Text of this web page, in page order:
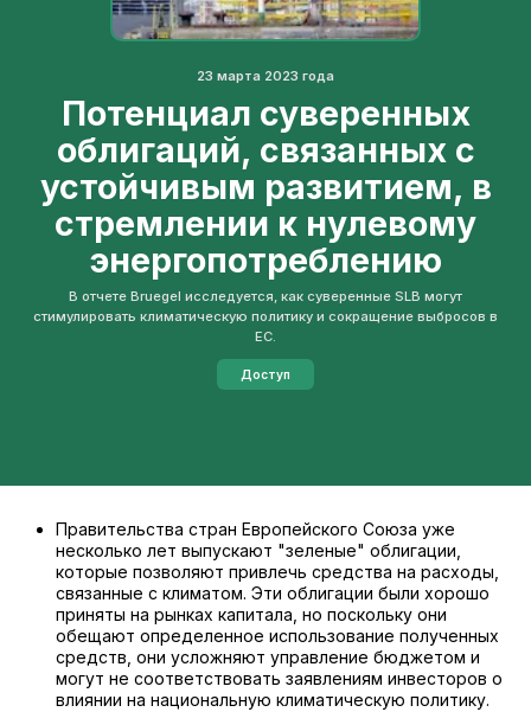
23 марта 2023 года
Потенциал суверенных
облигаций, связанных с
устойчивым развитием, в
стремлении к нулевому
энергопотреблению
В отчете Bruegel исследуется, как суверенные SLB могут
стимулировать климатическую политику и сокращение выбросов в
ЕС.
Доступ
Правительства стран Европейского Союза уже
несколько лет выпускают "зеленые" облигации,
которые позволяют привлечь средства на расходы,
связанные с климатом. Эти облигации были хорошо
приняты на рынках капитала, но поскольку они
обещают определенное использование полученных
средств, они усложняют управление бюджетом и
могут не соответствовать заявлениям инвесторов о
влиянии на национальную климатическую политику.